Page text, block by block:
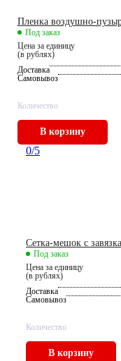
Пленка воздушно-
Под заказ
Цена за единицу
(в рублях)
Доставка
Самовывоз
Количество
В корзину
0/5
Сетка-мешок с
Под заказ
Цена за единицу
(в рублях)
Доставка
Самовывоз
Количество
В корзину